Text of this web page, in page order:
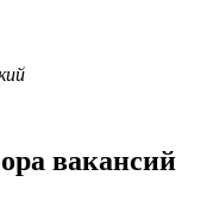
вакансий